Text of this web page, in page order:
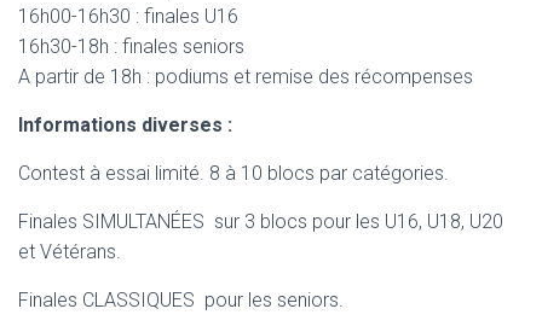
16h00-16h30 : finales U16
16h30-18h : finales seniors
A partir de 18h : podiums et remise des récompenses
Informations diverses :
Contest à essai limité. 8 à 10 blocs par catégories.
Finales SIMULTANÉES sur 3 blocs pour les U16, U18, U20
et Vétérans.
Finales CLASSIQUES pour les seniors.